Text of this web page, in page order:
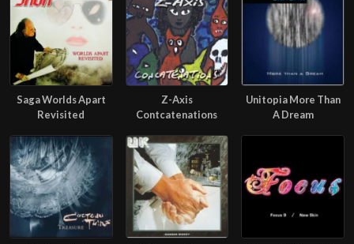
Saga Worlds Apart
Revisited
Z-Axis
Contcatenations
Unitopia More Than
A Dream